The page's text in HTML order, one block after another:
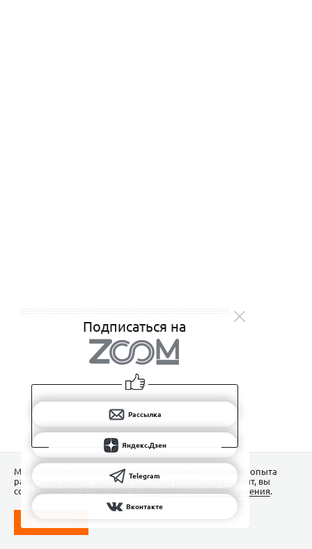
Подписаться на
Рассылка
Яндекс.Дзен
Telegram
Вконтакте
Мы используем Сookies для обеспечения наилучшего опыта
работы на нашем сайте. Продолжая использовать сайт, вы
соглашаетесь с условиямиПользовательского соглашения.
ПОНЯТНО